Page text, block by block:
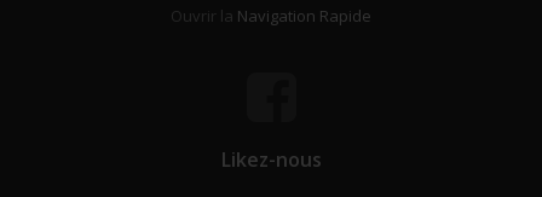
Ouvrir la Navigation Rapide
Likez-nous